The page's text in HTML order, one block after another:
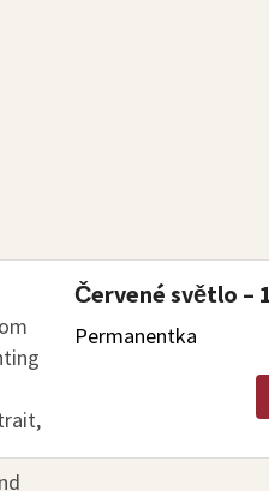
Červené světlo –
Permanentka